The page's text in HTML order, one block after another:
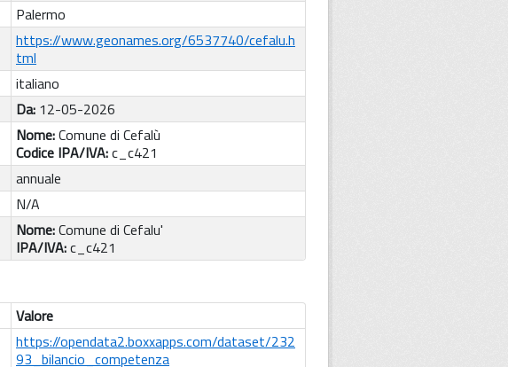
Palermo
https://www.geonames.org/6537740/cefalu.h
tml
italiano
Da: 12-05-2026
Nome:Comune di Cefalù
Codice IPA/IVA:c_c421
annuale
N/A
Nome:Comune di Cefalu'
IPA/IVA:c_c421
Valore
https://opendata2.boxxapps.com/dataset/232
93_bilancio_competenza